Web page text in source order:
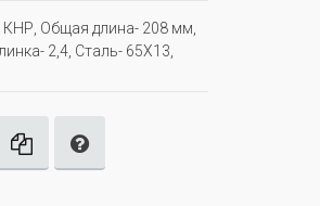
КНР, Oбщая длина- 208 мм,
2,4, Сталь- 65Х13,